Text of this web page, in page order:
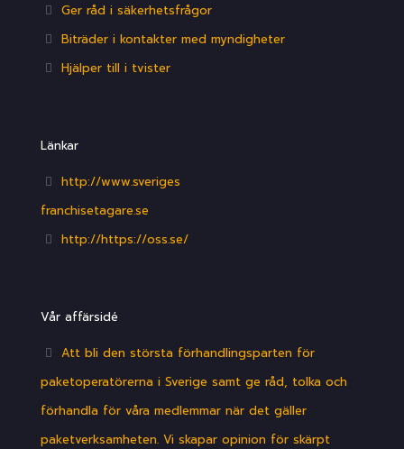
Ger råd i säkerhetsfrågor
Biträder i kontakter med myndigheter
Hjälper till i tvister
Länkar
http://www.sveriges
franchisetagare.se
http://https://oss.se/
Vår affärsidé
Att bli den största förhandlingsparten för
paketoperatörerna i Sverige samt ge råd, tolka och
förhandla för våra medlemmar när det gäller
paketverksamheten. Vi skapar opinion för skärpt